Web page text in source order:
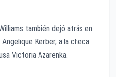
también dejó atrás en
Kerber, a.la checa
Victoria Azarenka.